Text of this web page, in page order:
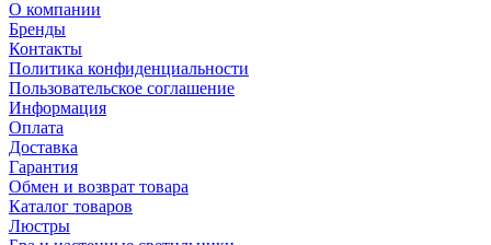
О компании
Бренды
Контакты
Политика конфиденциальности
Пользовательское соглашение
Информация
Оплата
Доставка
Гарантия
Обмен и возврат товара
Каталог товаров
Люстры